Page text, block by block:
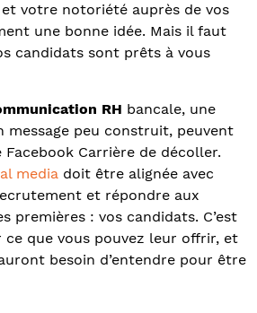
votre notoriété auprès de vos
une bonne idée. Mais il faut
candidats sont prêts à vous
RH bancale, une
message peu construit, peuvent
Facebook Carrière de décoller.
media doit être alignée avec
et répondre aux
premières : vos candidats. C’est
que vous pouvez leur offrir, et
besoin d’entendre pour être